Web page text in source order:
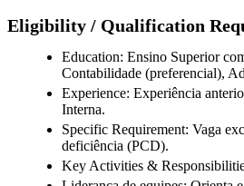
Eligibility / Qualification
Education: Ensino Superior
Contabilidade (preferencial),
Experience: Experiência
Interna.
Specific Requirement: Vaga
deficiência (PCD).
Key Activities &